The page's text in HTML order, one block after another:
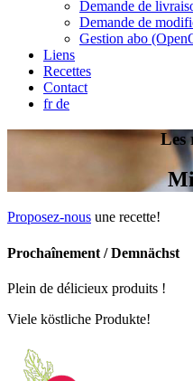
Demande de
Demande de
Gestion abo
Liens
Recettes
Contact
frde
Les
Proposez-nous une recette!
Prochaînement / Demnächst
Plein de délicieux produits !
Viele köstliche Produkte!